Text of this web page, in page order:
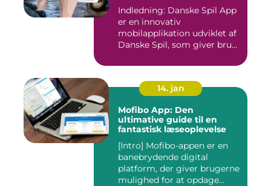
Indledning: Danske Spil App
er en innovativ
mobilapplikation udviklet af
Danske Spil, som giver bru...
14. jan
Mofibo App: Den
ultimative guide til en
fantastisk læseoplevelse
[Intro] Mofibo-appen er en
banebrydende digital
platform, der giver brugerne
mulighed for at opdage...